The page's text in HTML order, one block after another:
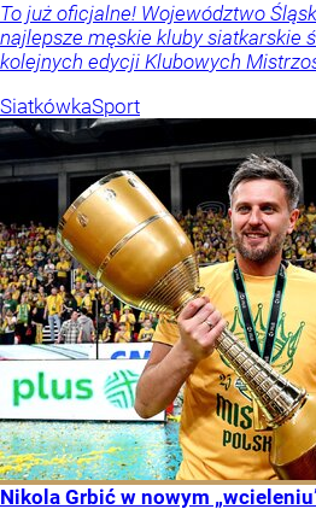
To już oficjalne! Województwo
najlepsze męskie kluby siatkarskie
kolejnych edycji Klubowych
SiatkówkaSport
Nikola Grbić w nowym